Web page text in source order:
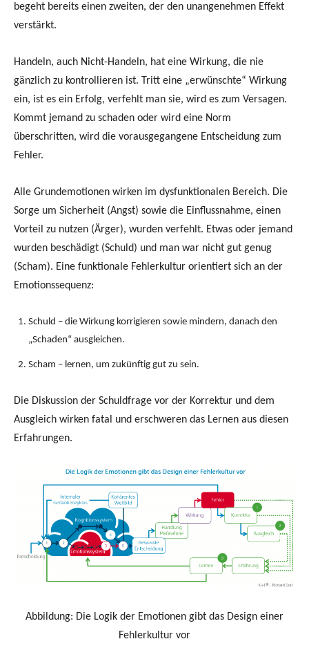
begeht bereits einen zweiten, der den unangenehmen Effekt
verstärkt.
Handeln, auch Nicht-Handeln, hat eine Wirkung, die nie
gänzlich zu kontrollieren ist. Tritt eine „erwünschte“ Wirkung
ein, ist es ein Erfolg, verfehlt man sie, wird es zum Versagen.
Kommt jemand zu schaden oder wird eine Norm
überschritten, wird die vorausgegangene Entscheidung zum
Fehler.
Alle Grundemotionen wirken im dysfunktionalen Bereich. Die
Sorge um Sicherheit (Angst) sowie die Einflussnahme, einen
Vorteil zu nutzen (Ärger), wurden verfehlt. Etwas oder jemand
wurden beschädigt (Schuld) und man war nicht gut genug
(Scham). Eine funktionale Fehlerkultur orientiert sich an der
Emotionssequenz:
Schuld – die Wirkung korrigieren sowie mindern, danach den
„Schaden“ ausgleichen.
Scham – lernen, um zukünftig gut zu sein.
Die Diskussion der Schuldfrage vor der Korrektur und dem
Ausgleich wirken fatal und erschweren das Lernen aus diesen
Erfahrungen.
Abbildung: Die Logik der Emotionen gibt das Design einer
Fehlerkultur vor